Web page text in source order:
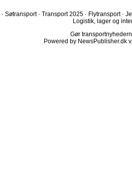
· Søtransport · Transport 2025 · Flytransport ·
Logistik, lager og
Gør
Powered by NewsPublisher.dk